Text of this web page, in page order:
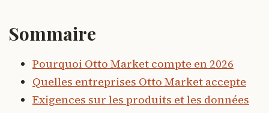
Sommaire
Pourquoi Otto Market compte en 2026
Quelles entreprises Otto Market accepte
Exigences sur les produits et les données